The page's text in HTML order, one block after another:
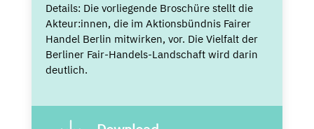
Details: Die vorliegende Broschüre stellt die
Akteur:innen, die im Aktionsbündnis Fairer
Handel Berlin mitwirken, vor. Die Vielfalt der
Berliner Fair-Handels-Landschaft wird darin
deutlich.